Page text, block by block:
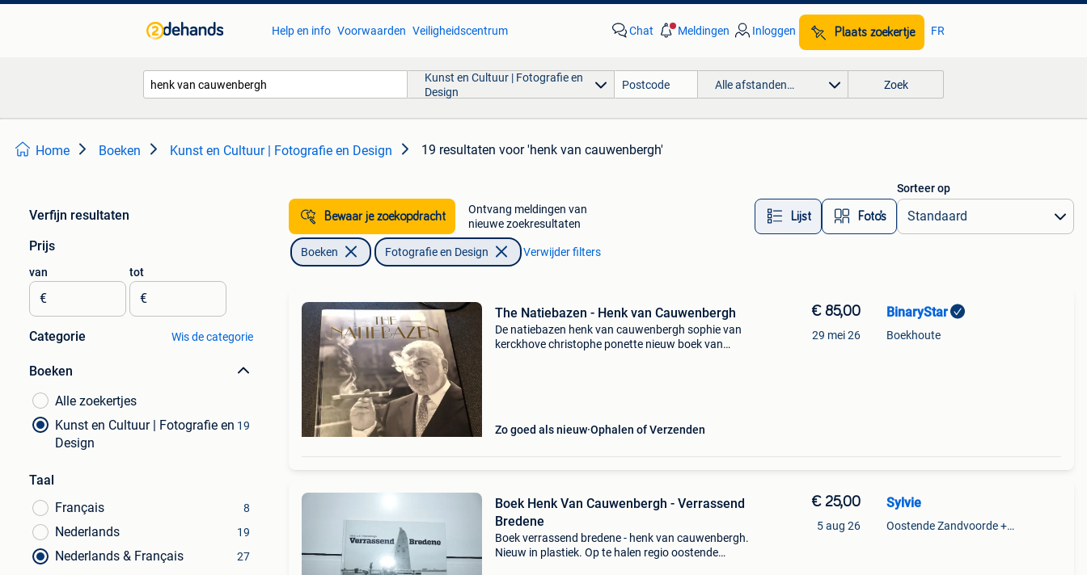
Help en info Voorwaarden Veiligheidscentrum Chat Meldingen Inloggen Plaats zoekertje FR
Kunst en Cultuur | Fotografie en
Design
Alle afstanden… Zoek
Home Boeken Kunst en Cultuur | Fotografie en Design 19 resultaten voor 'henk van cauwenbergh'
Verfijn resultaten
Prijs
van
€
tot
€
Categorie Wis de categorie
Boeken
Alle zoekertjes
Kunst en Cultuur | Fotografie en
Design
19
Taal
Français
8
Nederlands 19
Nederlands & Français 27
Bewaar je zoekopdracht
Ontvang meldingen van
nieuwe zoekresultaten
Lijst Foto’s
Sorteer op
Boeken Fotografie en Design Verwijder filters
The Natiebazen - Henk van Cauwenbergh
De natiebazen henk van cauwenbergh sophie van
kerckhove christophe ponette nieuw boek van
Zo goed als nieuw Ophalen of Verzenden
€ 85,00
29 mei 26
BinaryStar
Boekhoute
Boek Henk Van Cauwenbergh - Verrassend
Bredene
Boek verrassend bredene - henk van cauwenbergh.
Nieuw in plastiek. Op te halen regio oostende
€ 25,00
5 aug 26
Sylvie
Oostende Zandvoorde +Oostende